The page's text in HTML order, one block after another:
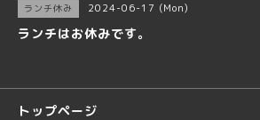
ランチ休み 2024-06-17 (Mon)
ランチはお休みです。
トップページ